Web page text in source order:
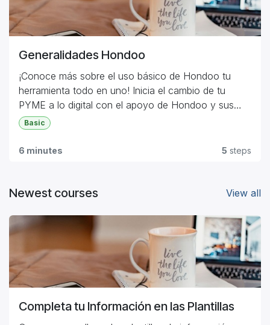
Generalidades Hondoo
¡Conoce más sobre el uso básico de Hondoo tu
herramienta todo en uno! Inicia el cambio de tu
PYME a lo digital con el apoyo de Hondoo y sus
certificaciones.
Basic
6 minutes 5 steps
View all
Newest courses
Completa tu Información en las Plantillas